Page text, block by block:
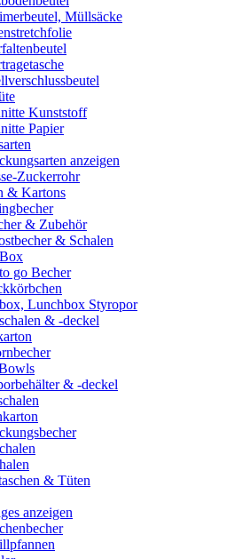
Müllsäcke
Kunststoff
Papier
anzeigen
Zuckerrohr
& Kartons
& Zubehör
& Schalen
go Becher
Lunchbox Styropor
& -deckel
& -deckel
& Tüten
anzeigen